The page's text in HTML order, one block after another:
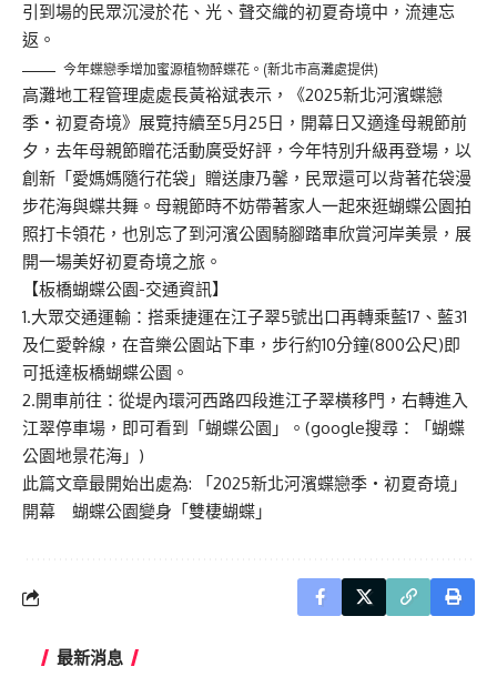
引到場的民眾沉浸於花、光、聲交織的初夏奇境中，流連忘
返。
今年蝶戀季增加蜜源植物醉蝶花。(新北市高灘處提供)
高灘地工程管理處處長黃裕斌表示，《2025新北河濱蝶戀
季・初夏奇境》展覽持續至5月25日，開幕日又適逢母親節前
夕，去年母親節贈花活動廣受好評，今年特別升級再登場，以
創新「愛媽媽隨行花袋」贈送康乃馨，民眾還可以背著花袋漫
步花海與蝶共舞。母親節時不妨帶著家人一起來逛蝴蝶公園拍
照打卡領花，也別忘了到河濱公園騎腳踏車欣賞河岸美景，展
開一場美好初夏奇境之旅。
【板橋蝴蝶公園-交通資訊】
1.大眾交通運輸：搭乘捷運在江子翠5號出口再轉乘藍17、藍31
及仁愛幹線，在音樂公園站下車，步行約10分鐘(800公尺)即
可抵達板橋蝴蝶公園。
2.開車前往：從堤內環河西路四段進江子翠橫移門，右轉進入
江翠停車場，即可看到「蝴蝶公園」。(google搜尋：「蝴蝶
公園地景花海」)
此篇文章最開始出處為:
「2025新北河濱蝶戀季・初夏奇境」
開幕 蝴蝶公園變身「雙棲蝴蝶」
最新消息